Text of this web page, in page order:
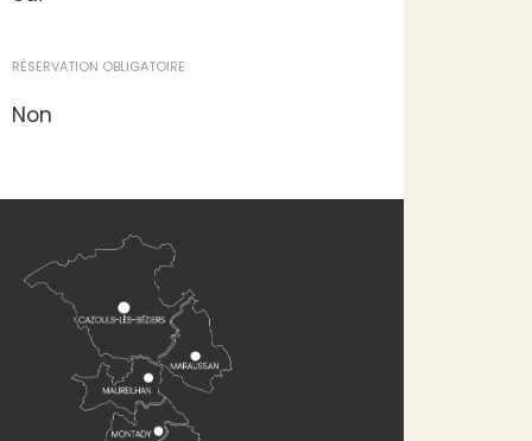
RÉSERVATION OBLIGATOIRE
Non